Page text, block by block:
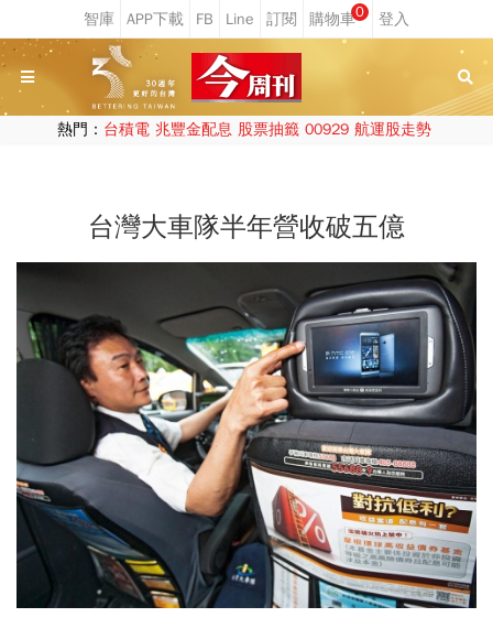
0
熱門： 台積電 兆豐金配息 股票抽籤 00929 航運股走勢
台灣大車隊半年營收破五億